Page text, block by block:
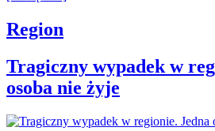
Region
Tragiczny wypadek w
osoba nie żyje